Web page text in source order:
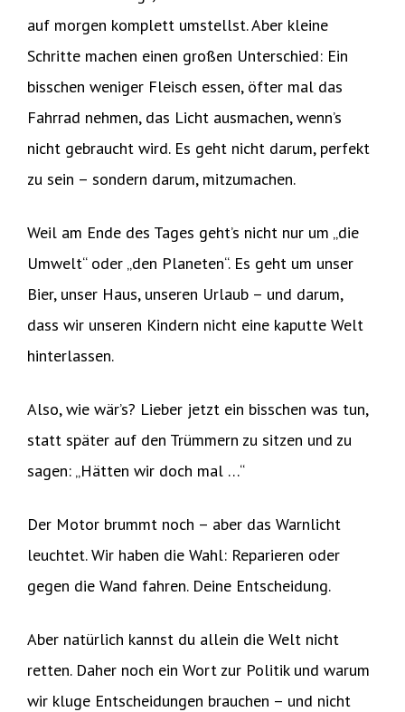
auf morgen komplett umstellst. Aber kleine
Schritte machen einen großen Unterschied: Ein
bisschen weniger Fleisch essen, öfter mal das
Fahrrad nehmen, das Licht ausmachen, wenn’s
nicht gebraucht wird. Es geht nicht darum, perfekt
zu sein – sondern darum, mitzumachen.
Weil am Ende des Tages geht’s nicht nur um „die
Umwelt“ oder „den Planeten“. Es geht um unser
Bier, unser Haus, unseren Urlaub – und darum,
dass wir unseren Kindern nicht eine kaputte Welt
hinterlassen.
Also, wie wär’s? Lieber jetzt ein bisschen was tun,
statt später auf den Trümmern zu sitzen und zu
sagen: „Hätten wir doch mal …“
Der Motor brummt noch – aber das Warnlicht
leuchtet. Wir haben die Wahl: Reparieren oder
gegen die Wand fahren. Deine Entscheidung.
Aber natürlich kannst du allein die Welt nicht
retten. Daher noch ein Wort zur Politik und warum
wir kluge Entscheidungen brauchen – und nicht